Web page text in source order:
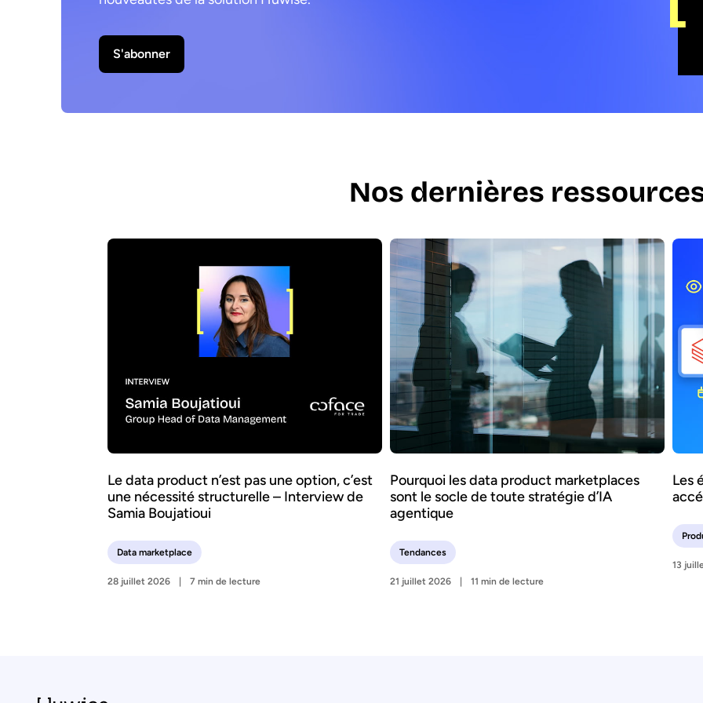
S'abonner
Nos dernières
Le data product n’est pas une option, c’est
une nécessité structurelle – Interview de
Samia Boujatioui
Data marketplace
28 juillet 2026 7 min de lecture
Pourquoi les data product marketplaces
sont le socle de toute stratégie d’IA
agentique
Tendances
21 juillet 2026 11 min de lecture
Les
13